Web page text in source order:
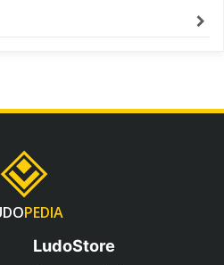
PEDIA
LudoStore